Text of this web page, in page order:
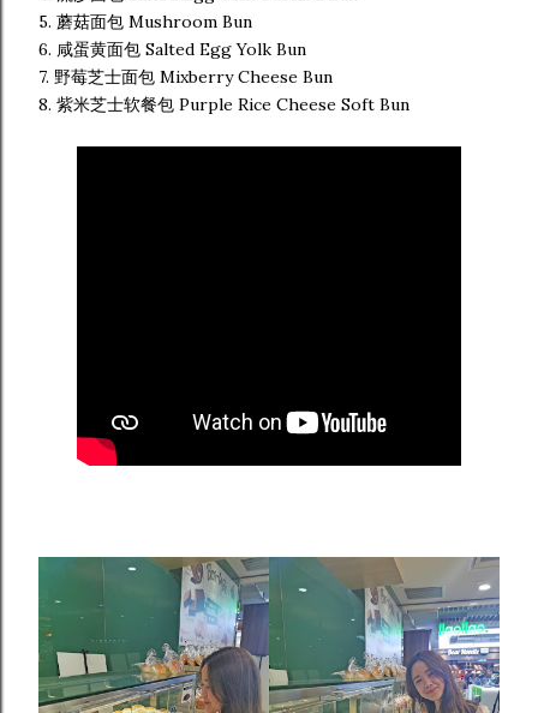
5. 蘑菇面包 Mushroom Bun
6. 咸蛋黄面包 Salted Egg Yolk Bun
7. 野莓芝士面包 Mixberry Cheese Bun
8. 紫米芝士软餐包 Purple Rice Cheese Soft Bun